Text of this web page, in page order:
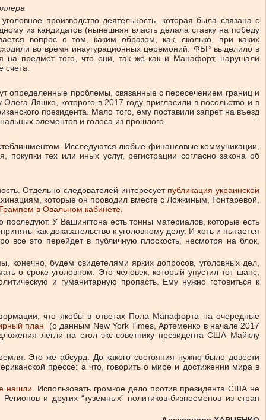
производство деятельность, которая была связана с
из кандидатов (нынешняя власть делала ставку на победу
вопрос о том, каким образом, как, сколько, при каких
во время инаугурационных церемоний. ФБР выделило в
на предмет того, что они, так же как и Манафорт, нарушали
определенные проблемы, связанные с пересечением границ и
Ляшко, которого в 2017 году пригласили в посольство и в
президента. Мало того, ему поставили запрет на въезд
элементов и голоса из прошлого.
Исследуются любые финансовые коммуникации,
тех или иных услуг, регистрации согласно закона об
Отдельно следователей интересует публикация украинской
которые он проводил вместе с Ложкиным, Гонтаревой,
в Овальном кабинете
У Вашингтона есть тонны материалов, которые есть
, приняты как доказательство к уголовному делу. И хоть и пытается
это перейдет в публичную плоскость, несмотря на блок,
конечно, будем свидетелями ярких допросов, уголовных дел,
о сроке уголовном. Это человек, который упустил тот шанс,
и гуманитарную пропасть. Ему нужно готовиться к
что якобы в ответах Пола Манафорта на очередные
план” (о данным New York Times, Артеменко в начале 2017
легли на стол экс-советнику президента США Майклу
Это же абсурд. До какого состояния нужно было довести
прессе: а что, говорить о мире и достижении мира в
нашли . Использовать громкое дело против президента США не
и других “туземных” политиков-бизнесменов из стран